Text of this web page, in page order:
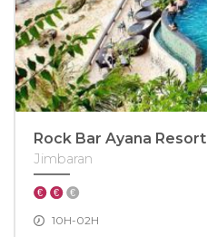
Rock Bar Ayana Resort
Jimbaran
10H-02H